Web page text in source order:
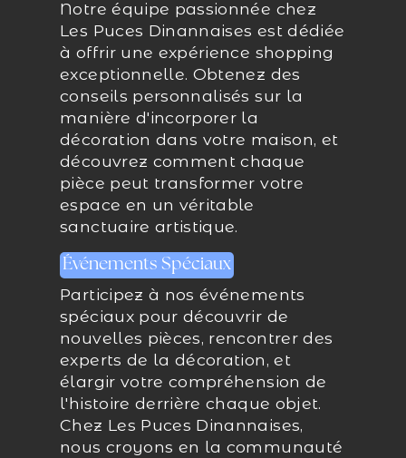
Notre équipe passionnée chez
Les Puces Dinannaises est dédiée
à offrir une expérience shopping
exceptionnelle. Obtenez des
conseils personnalisés sur la
manière d'incorporer la
décoration dans votre maison, et
découvrez comment chaque
pièce peut transformer votre
espace en un véritable
sanctuaire artistique.
Événements Spéciaux
Participez à nos événements
spéciaux pour découvrir de
nouvelles pièces, rencontrer des
experts de la décoration, et
élargir votre compréhension de
l'histoire derrière chaque objet.
Chez Les Puces Dinannaises,
nous croyons en la communauté